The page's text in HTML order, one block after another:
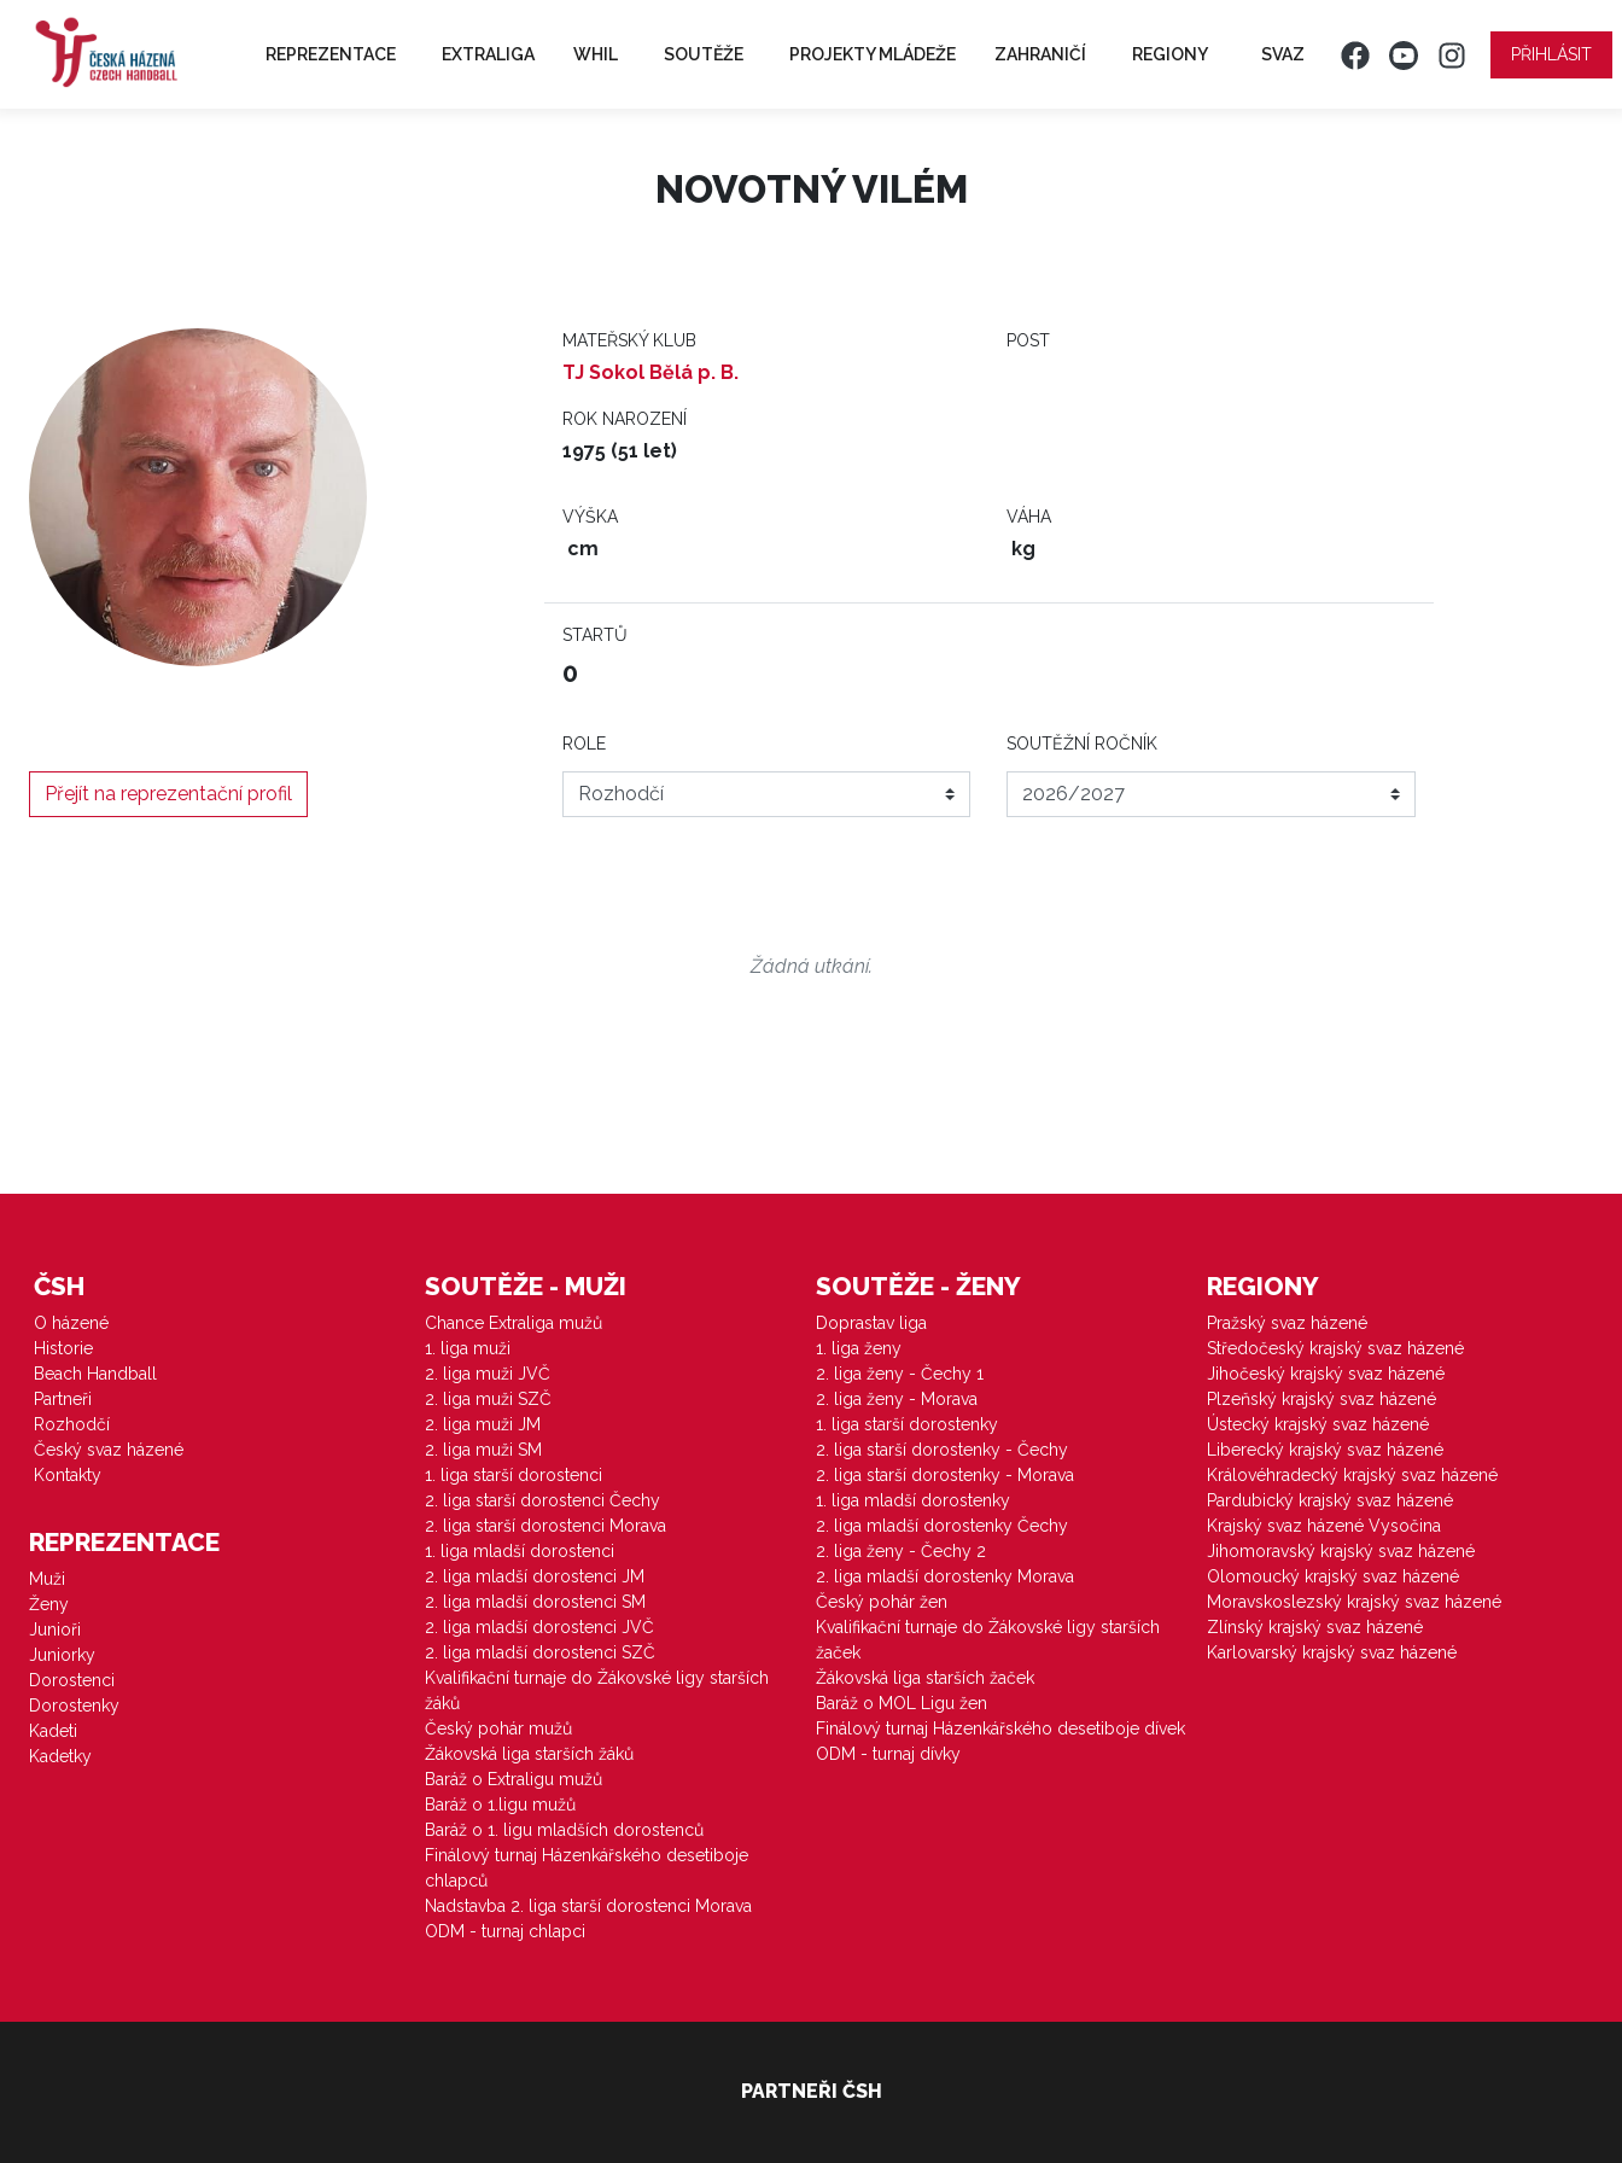
REPREZENTACE EXTRALIGA WHIL SOUTĚŽE PROJEKTY MLÁDEŽE ZAHRANIČÍ REGIONY SVAZ PŘIHLÁSIT
NOVOTNÝ VILÉM
MATEŘSKÝ KLUB
TJ Sokol Bělá p. B.
POST
ROK NAROZENÍ
1975 (51 let)
VÝŠKA
cm
VÁHA
kg
STARTŮ
0
Přejít na reprezentační profil
ROLE SOUTĚŽNÍ ROČNÍK
Žádná utkání.
ČSH
O házené
Historie
Beach Handball
Partneři
Rozhodčí
Český svaz házené
Kontakty
REPREZENTACE
Muži
Ženy
Junioři
Juniorky
Dorostenci
Dorostenky
Kadeti
Kadetky
SOUTĚŽE - MUŽI
Chance Extraliga mužů
1. liga muži
2. liga muži JVČ
2. liga muži SZČ
2. liga muži JM
2. liga muži SM
1. liga starší dorostenci
2. liga starší dorostenci Čechy
2. liga starší dorostenci Morava
1. liga mladší dorostenci
2. liga mladší dorostenci JM
2. liga mladší dorostenci SM
2. liga mladší dorostenci JVČ
2. liga mladší dorostenci SZČ
Kvalifikační turnaje do Žákovské ligy starších
žáků
Český pohár mužů
Žákovská liga starších žáků
Baráž o Extraligu mužů
Baráž o 1.ligu mužů
Baráž o 1. ligu mladších dorostenců
Finálový turnaj Házenkářského desetiboje
chlapců
Nadstavba 2. liga starší dorostenci Morava
ODM - turnaj chlapci
SOUTĚŽE - ŽENY
Doprastav liga
1. liga ženy
2. liga ženy - Čechy 1
2. liga ženy - Morava
1. liga starší dorostenky
2. liga starší dorostenky - Čechy
2. liga starší dorostenky - Morava
1. liga mladší dorostenky
2. liga mladší dorostenky Čechy
2. liga ženy - Čechy 2
2. liga mladší dorostenky Morava
Český pohár žen
Kvalifikační turnaje do Žákovské ligy starších
žaček
Žákovská liga starších žaček
Baráž o MOL Ligu žen
Finálový turnaj Házenkářského desetiboje dívek
ODM - turnaj dívky
REGIONY
Pražský svaz házené
Středočeský krajský svaz házené
Jihočeský krajský svaz házené
Plzeňský krajský svaz házené
Ústecký krajský svaz házené
Liberecký krajský svaz házené
Královéhradecký krajský svaz házené
Pardubický krajský svaz házené
Krajský svaz házené Vysočina
Jihomoravský krajský svaz házené
Olomoucký krajský svaz házené
Moravskoslezský krajský svaz házené
Zlínský krajský svaz házené
Karlovarský krajský svaz házené
PARTNEŘI ČSH